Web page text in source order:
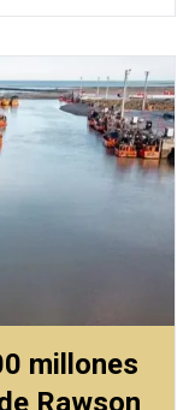
millones
Rawson